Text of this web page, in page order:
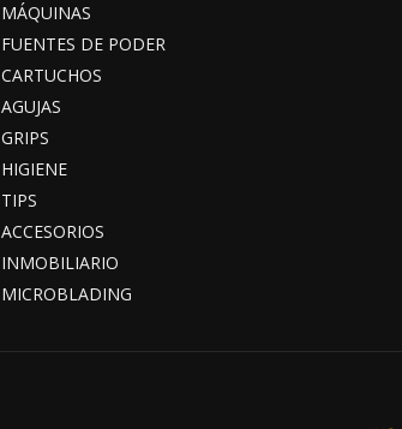
MÁQUINAS
FUENTES DE PODER
CARTUCHOS
AGUJAS
GRIPS
HIGIENE
TIPS
ACCESORIOS
INMOBILIARIO
MICROBLADING